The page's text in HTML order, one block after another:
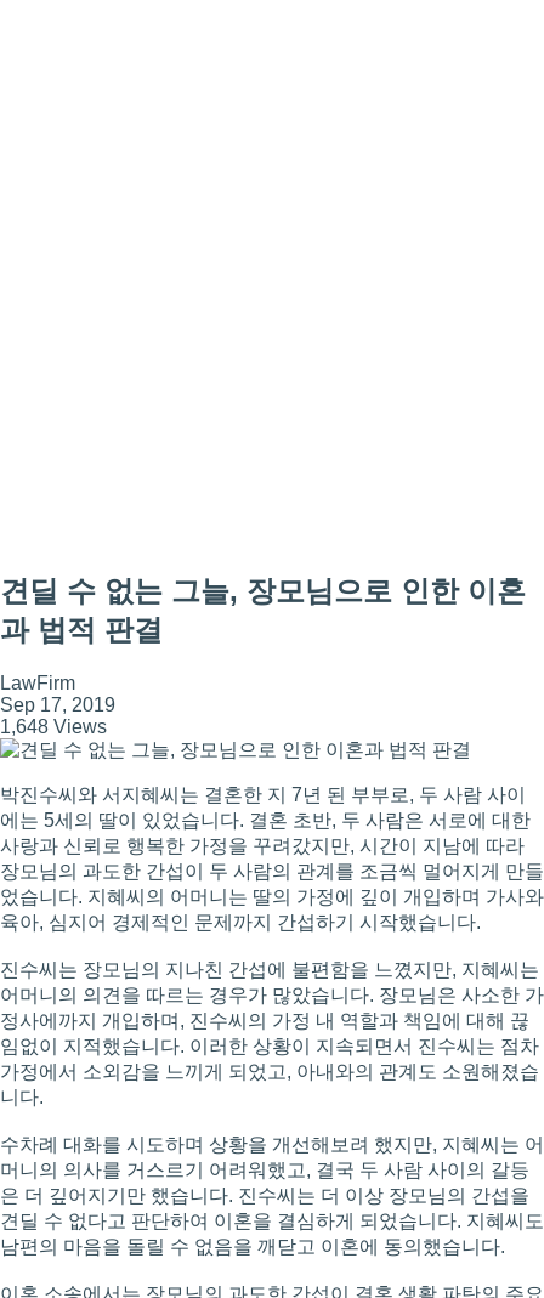
견딜 수 없는 그늘, 장모님으로 인한 이혼
과 법적 판결
LawFirm
Sep 17, 2019
1,648 Views
박진수씨와 서지혜씨는 결혼한 지 7년 된 부부로, 두 사람 사이
에는 5세의 딸이 있었습니다. 결혼 초반, 두 사람은 서로에 대한
사랑과 신뢰로 행복한 가정을 꾸려갔지만, 시간이 지남에 따라
장모님의 과도한 간섭이 두 사람의 관계를 조금씩 멀어지게 만들
었습니다. 지혜씨의 어머니는 딸의 가정에 깊이 개입하며 가사와
육아, 심지어 경제적인 문제까지 간섭하기 시작했습니다.
진수씨는 장모님의 지나친 간섭에 불편함을 느꼈지만, 지혜씨는
어머니의 의견을 따르는 경우가 많았습니다. 장모님은 사소한 가
정사에까지 개입하며, 진수씨의 가정 내 역할과 책임에 대해 끊
임없이 지적했습니다. 이러한 상황이 지속되면서 진수씨는 점차
가정에서 소외감을 느끼게 되었고, 아내와의 관계도 소원해졌습
니다.
수차례 대화를 시도하며 상황을 개선해보려 했지만, 지혜씨는 어
머니의 의사를 거스르기 어려워했고, 결국 두 사람 사이의 갈등
은 더 깊어지기만 했습니다. 진수씨는 더 이상 장모님의 간섭을
견딜 수 없다고 판단하여 이혼을 결심하게 되었습니다. 지혜씨도
남편의 마음을 돌릴 수 없음을 깨닫고 이혼에 동의했습니다.